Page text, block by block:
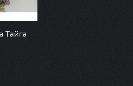
Тайга